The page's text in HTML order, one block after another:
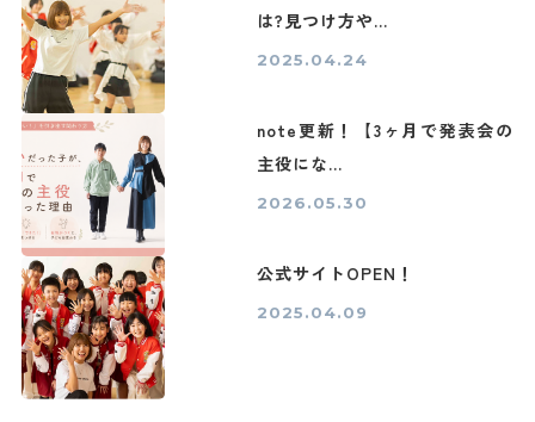
は?見つけ方や...
2025.04.24
note更新！【3ヶ月で発表会の
主役にな...
2026.05.30
公式サイトOPEN！
2025.04.09